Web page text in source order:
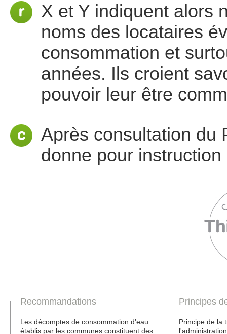
X et Y indiquent alors
noms des locataires
consommation et
années. Ils croient
pouvoir leur être
Après consultation du
donne pour
Recommandations
Les décomptes de consommation d'eau
établis par les communes constituent des
Principes
Principe de la